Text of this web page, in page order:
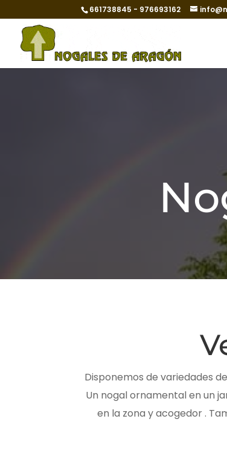
661738845 - 976693162
Disponemos de variedades
Un nogal ornamental en un
en la zona y acogedor .